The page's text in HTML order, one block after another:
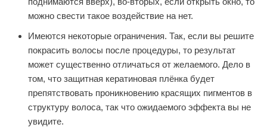
можно свести такое воздействие на нет.
Имеются некоторые ограничения. Так, если вы решите
покрасить волосы после процедуры, то результат
может существенно отличаться от желаемого. Дело в
том, что защитная кератиновая плёнка будет
препятствовать проникновению красящих пигментов в
структуру волоса, так что ожидаемого эффекта вы не
увидите.